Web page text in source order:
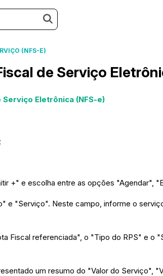
(NFS-E)
de Serviço
Eletrônica (NFS-e)
+" e escolha entre as opções "Agendar",
e "Serviço". Neste campo, informe o
Fiscal referenciada", o "Tipo do RPS" e o
um resumo do "Valor do Serviço",